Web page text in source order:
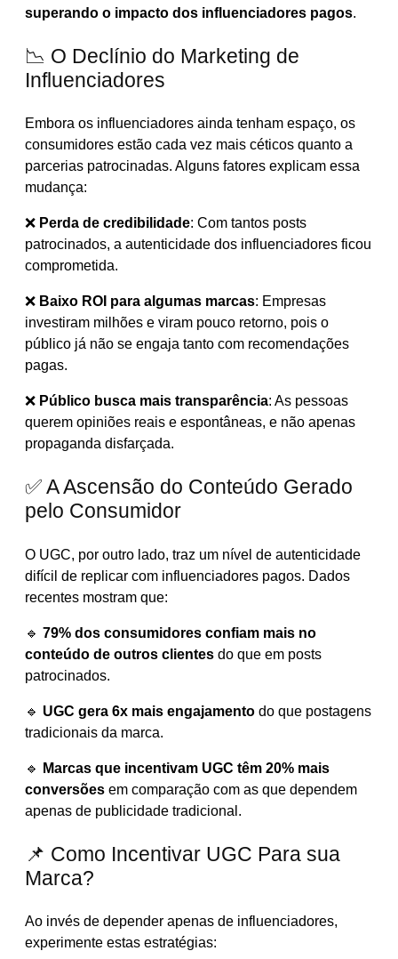
superando o impacto dos influenciadores pagos.
📉 O Declínio do Marketing de
Influenciadores
Embora os influenciadores ainda tenham espaço, os
consumidores estão cada vez mais céticos quanto a
parcerias patrocinadas. Alguns fatores explicam essa
mudança:
❌ Perda de credibilidade: Com tantos posts
patrocinados, a autenticidade dos influenciadores ficou
comprometida.
❌ Baixo ROI para algumas marcas: Empresas
investiram milhões e viram pouco retorno, pois o
público já não se engaja tanto com recomendações
pagas.
❌ Público busca mais transparência: As pessoas
querem opiniões reais e espontâneas, e não apenas
propaganda disfarçada.
✅ A Ascensão do Conteúdo Gerado
pelo Consumidor
O UGC, por outro lado, traz um nível de autenticidade
difícil de replicar com influenciadores pagos. Dados
recentes mostram que:
🔹 79% dos consumidores confiam mais no
conteúdo de outros clientes do que em posts
patrocinados.
🔹 UGC gera 6x mais engajamento do que postagens
tradicionais da marca.
🔹
Marcas que incentivam UGC têm 20% mais
conversões em comparação com as que dependem
apenas de publicidade tradicional.
📌 Como Incentivar UGC Para sua
Marca?
Ao invés de depender apenas de influenciadores,
experimente estas estratégias: